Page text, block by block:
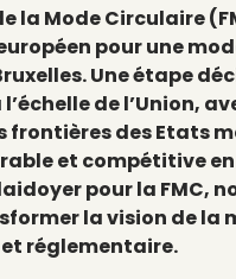
la Mode Circulaire
pour une
Une étape
de l’Union,
frontières des Etats
et compétitive en
pour la FMC,
la vision de la
réglementaire.